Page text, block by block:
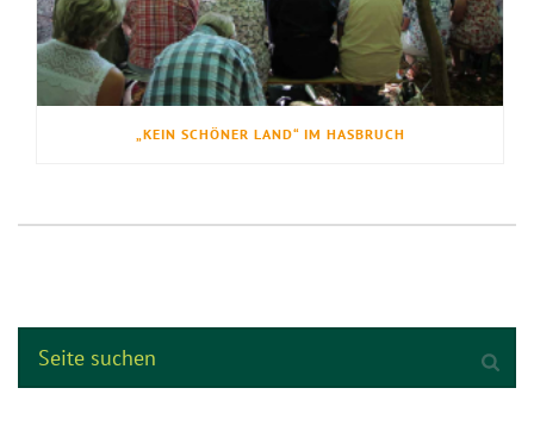
„KEIN SCHÖNER LAND“ IM HASBRUCH